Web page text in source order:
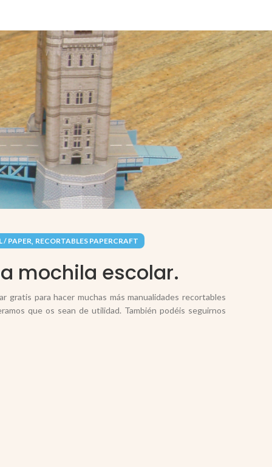
/ PAPER, RECORTABLES PAPERCRAFT
mochila escolar.
gratis para hacer muchas más manualidades recortables
que os sean de utilidad. También podéis seguirnos